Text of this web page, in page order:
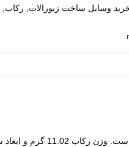
وسایل ساخت زیورالات رکاب